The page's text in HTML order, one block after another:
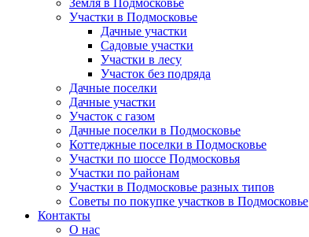
Земля в Подмосковье
Участки в Подмосковье
Дачные участки
Садовые участки
Участки в лесу
Участок без подряда
Дачные поселки
Дачные участки
Участок с газом
Дачные поселки в Подмосковье
Коттеджные поселки в Подмосковье
Участки по шоссе Подмосковья
Участки по районам
Участки в Подмосковье разных типов
Советы по покупке участков в Подмосковье
Контакты
О нас